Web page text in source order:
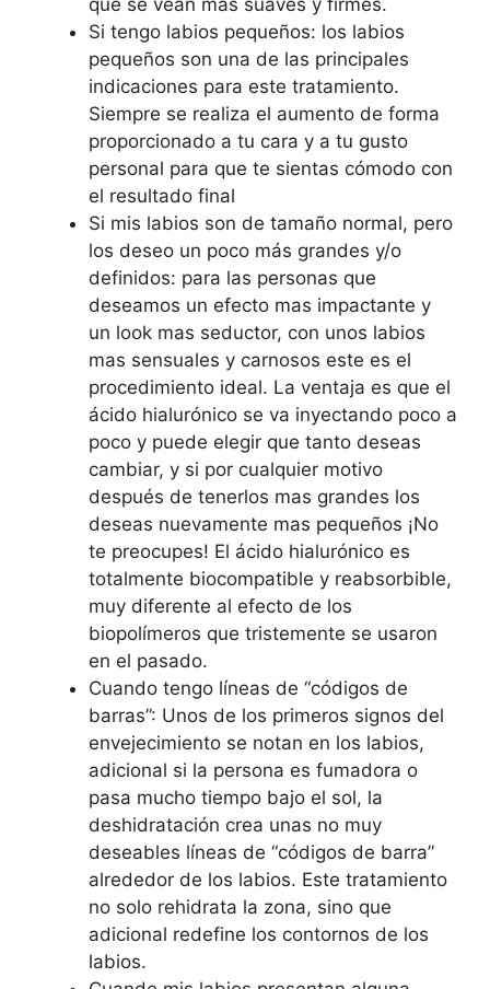
Si tengo labios pequeños: los labios
pequeños son una de las principales
indicaciones para este tratamiento.
Siempre se realiza el aumento de forma
proporcionado a tu cara y a tu gusto
personal para que te sientas cómodo con
el resultado final
Si mis labios son de tamaño normal, pero
los deseo un poco más grandes y/o
definidos: para las personas que
deseamos un efecto mas impactante y
un look mas seductor, con unos labios
mas sensuales y carnosos este es el
procedimiento ideal. La ventaja es que el
ácido hialurónico se va inyectando poco a
poco y puede elegir que tanto deseas
cambiar, y si por cualquier motivo
después de tenerlos mas grandes los
deseas nuevamente mas pequeños ¡No
te preocupes! El ácido hialurónico es
totalmente biocompatible y reabsorbible,
muy diferente al efecto de los
biopolímeros que tristemente se usaron
en el pasado.
Cuando tengo líneas de “códigos de
barras”: Unos de los primeros signos del
envejecimiento se notan en los labios,
adicional si la persona es fumadora o
pasa mucho tiempo bajo el sol, la
deshidratación crea unas no muy
deseables líneas de “códigos de barra”
alrededor de los labios. Este tratamiento
no solo rehidrata la zona, sino que
adicional redefine los contornos de los
labios.